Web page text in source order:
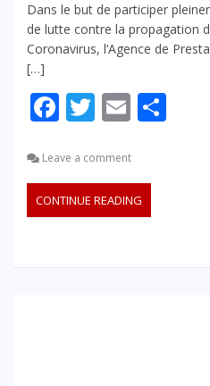
Dans le but de participer
de lutte contre la propagation
Coronavirus, l‘Agence de
[…]
Facebook
Twitter
Email
Leave a comment
CONTINUE READING